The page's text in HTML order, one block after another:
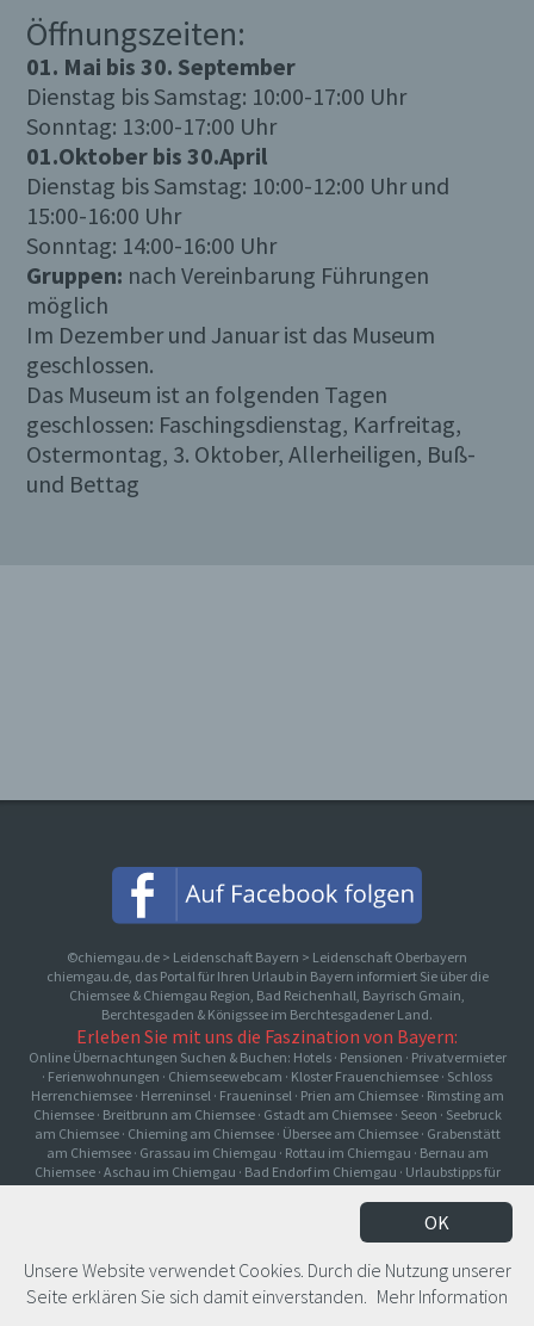
Öffnungszeiten:
01. Mai bis 30. September
Dienstag bis Samstag: 10:00-17:00 Uhr
Sonntag: 13:00-17:00 Uhr
01.Oktober bis 30.April
Dienstag bis Samstag: 10:00-12:00 Uhr und
15:00-16:00 Uhr
Sonntag: 14:00-16:00 Uhr
Gruppen: nach Vereinbarung Führungen
möglich
Im Dezember und Januar ist das Museum
geschlossen.
Das Museum ist an folgenden Tagen
geschlossen: Faschingsdienstag, Karfreitag,
Ostermontag, 3. Oktober, Allerheiligen, Buß-
und Bettag
©chiemgau.de > Leidenschaft Bayern > Leidenschaft Oberbayern
chiemgau.de, das Portal für Ihren Urlaub in Bayern informiert Sie über die
Chiemsee & Chiemgau Region, Bad Reichenhall, Bayrisch Gmain,
Berchtesgaden & Königssee im Berchtesgadener Land.
Erleben Sie mit uns die Faszination von Bayern:
Online Übernachtungen Suchen & Buchen: Hotels · Pensionen · Privatvermieter
· Ferienwohnungen · Chiemseewebcam · Kloster Frauenchiemsee · Schloss
Herrenchiemsee· Herreninsel· Fraueninsel· Prien am Chiemsee· Rimsting am
Chiemsee· Breitbrunn am Chiemsee· Gstadt am Chiemsee· Seeon · Seebruck
am Chiemsee· Chieming am Chiemsee· Übersee am Chiemsee· Grabenstätt
am Chiemsee· Grassau im Chiemgau · Rottau im Chiemgau · Bernau am
Chiemsee· Aschau im Chiemgau · Bad Endorf im Chiemgau · Urlaubstipps für
Kinder·Urlaubstipps für Regentage
© ImageType NewMedia GmbH·Impressum ·Datenschutz
Unsere Website verwendet Cookies. Durch die Nutzung unserer
Seite erklären Sie sich damit einverstanden. Mehr Information
OK